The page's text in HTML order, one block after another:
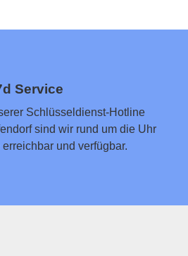
Service
Schlüsseldienst-Hotline
sind wir rund um die Uhr
erreichbar und verfügbar.